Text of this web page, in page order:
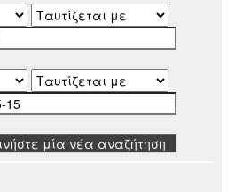
μία νέα αναζήτηση